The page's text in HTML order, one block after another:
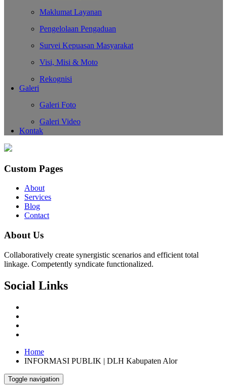
Maklumat Layanan
Pengelolaan Pengaduan
Survei Kepuasan Masyarakat
Visi, Misi & Moto
Rekognisi
Galeri
Galeri Foto
Galeri Video
Kontak
Custom Pages
About
Services
Blog
Contact
About Us
Collaboratively create synergistic scenarios and efficient total
linkage. Competently syndicate functionalized.
Social Links
Home
INFORMASI PUBLIK | DLH Kabupaten Alor
Toggle navigation